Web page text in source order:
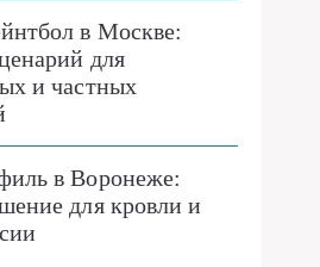
в Москве:
для
и частных
в Воронеже:
для кровли и